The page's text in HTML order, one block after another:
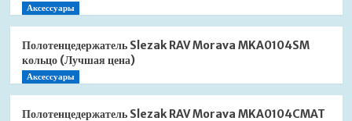
Аксессуары
Полотенцедержатель Slezak RAV Morava MKA0104SM
кольцо (Лучшая цена)
Аксессуары
Полотенцедержатель Slezak RAV Morava MKA0104CMAT